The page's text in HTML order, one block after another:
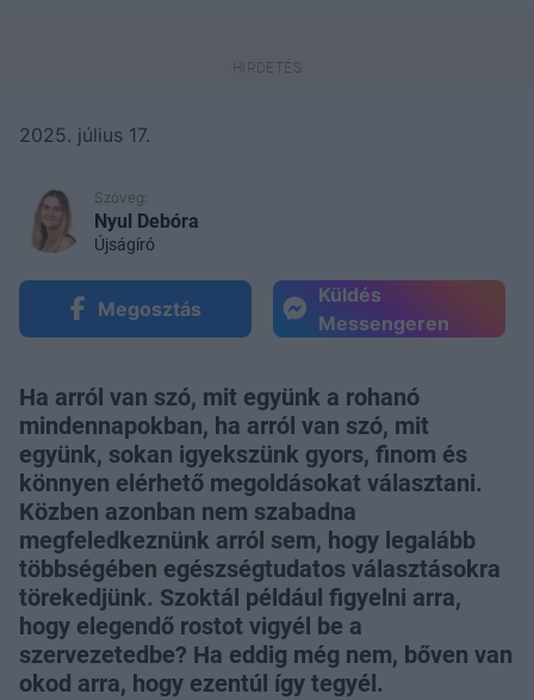
2025. július 17.
Szöveg:
Nyul Debóra
Újságíró
Megosztás
Küldés
Messengeren
Ha arról van szó, mit együnk a rohanó
mindennapokban, ha arról van szó, mit
együnk, sokan igyekszünk gyors, finom és
könnyen elérhető megoldásokat választani.
Közben azonban nem szabadna
megfeledkeznünk arról sem, hogy legalább
többségében egészségtudatos választásokra
törekedjünk. Szoktál például figyelni arra,
hogy elegendő rostot vigyél be a
szervezetedbe? Ha eddig még nem, bőven van
okod arra, hogy ezentúl így tegyél.